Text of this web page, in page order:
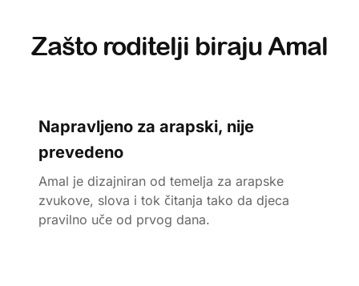
Zašto roditelji biraju Amal
Napravljeno za arapski, nije
prevedeno
Amal je dizajniran od temelja za arapske
zvukove, slova i tok čitanja tako da djeca
pravilno uče od prvog dana.